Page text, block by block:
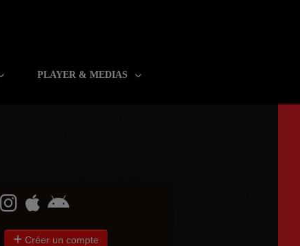
PLAYER & MEDIAS
Créer un compte